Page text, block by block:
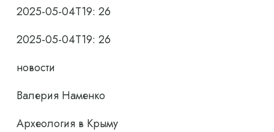
2025-05-04T19: 26
2025-05-04T19: 26
новости
Валерия Наменко
Археология в Крыму